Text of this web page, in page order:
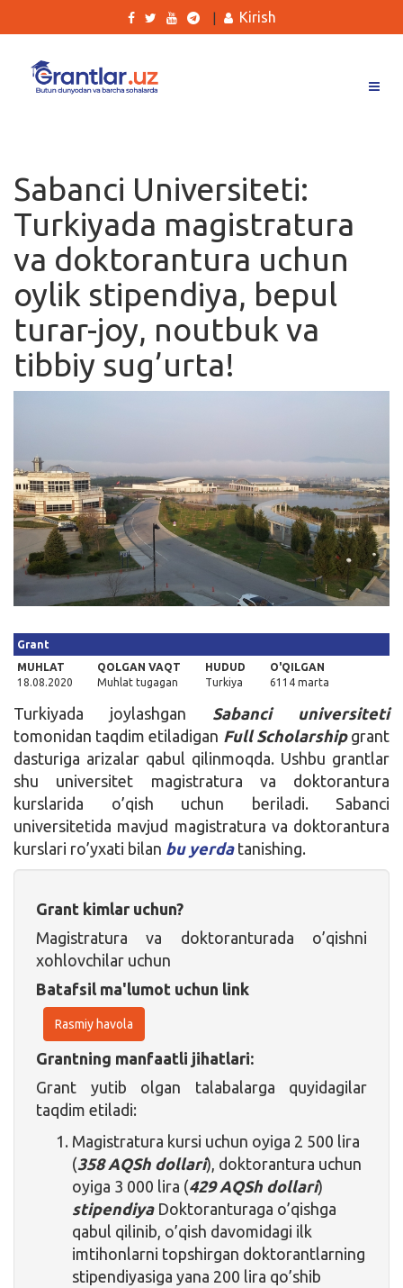
Ishlar
Kurslar
Blog
Yana
Kirish
Sabanci Universiteti:
Turkiyada magistratura
va doktorantura uchun
oylik stipendiya, bepul
turar-joy, noutbuk va
tibbiy sug’urta!
Grant
MUHLAT
18.08.2020
QOLGAN VAQT
Muhlat tugagan
HUDUD
Turkiya
O'QILGAN
6114 marta
Turkiyada joylashgan Sabanci universiteti
tomonidan taqdim etiladigan Full Scholarshipgrant
dasturiga arizalar qabul qilinmoqda. Ushbu grantlar
shu universitet magistratura va doktorantura
kurslarida o’qish uchun beriladi. Sabanci
universitetida mavjud magistratura va doktorantura
kurslari ro’yxati bilan bu yerda tanishing.
Grant kimlar uchun?
Magistratura va doktoranturada o’qishni
xohlovchilar uchun
Batafsil ma'lumot uchun link
Rasmiy havola
Grantning manfaatli jihatlari:
Grant yutib olgan talabalarga quyidagilar
taqdim etiladi:
Magistratura kursi uchun oyiga 2 500 lira
(358 AQSh dollari), doktorantura uchun
oyiga 3 000 lira (429 AQSh dollari)
stipendiyaDoktoranturaga o’qishga
qabul qilinib, o’qish davomidagi ilk
imtihonlarni topshirgan doktorantlarning
stipendiyasiga yana 200 lira qo’shib